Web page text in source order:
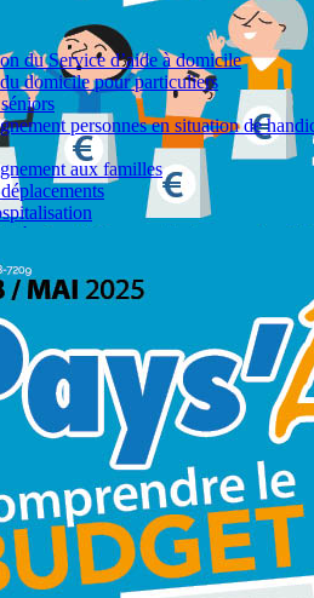
#28
Aide à domicile,CIAS,Enfance &
#28
numéro de Pays'âges.
du Service d’aide à domicile
domicile pour particuliers
personnes en situation de
aux familles
à domicile